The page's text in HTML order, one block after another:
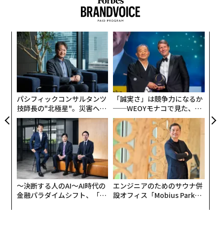
パシフィックコンサルタンツ
技師長の"北極星"。災害への
無力感を乗り越え見つけた、
防災一筋20年の答え
「誠実さ」は競争力になるか
──WEOYモナコで見た、く
ら寿司の経営哲学
〜決断する人のAI〜AI時代の
金融パラダイムシフト、「超
エンジニアのためのサウナ併
設オフィス「Mobius Park」